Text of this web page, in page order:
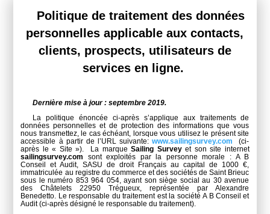
Politique de traitement des données
personnelles applicable aux contacts,
clients, prospects, utilisateurs de
services en ligne.
Dernière mise à jour : septembre 2019.
La politique énoncée ci-après s’applique aux traitements de
données personnelles et de protection des informations que vous
nous transmettez, le cas échéant, lorsque vous utilisez le présent site
accessible à partir de l’URL suivante:www.sailingsurvey.com
(ci-
après le « Site »). La marqueSailing Surveyet son site internet
sailingsurvey.com
sont exploités par la personne morale : A B
Conseil et Audit, SASU de droit Français au capital de 1000 €,
immatriculée au registre du commerce et des sociétés de Saint Brieuc
sous le numéro 853 964 054, ayant son siège social au 30 avenue
des Châtelets 22950 Trégueux, représentée par Alexandre
Benedetto. Le responsable du traitement est la société A B Conseil et
Audit (ci-après désigné le responsable du traitement).